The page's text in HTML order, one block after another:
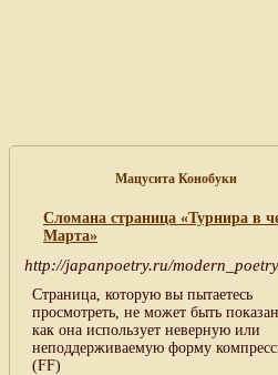
Мацусита Конобуки
Сломана страница «Турнира в
Марта»
http://japanpoetry.ru/
Страница, которую вы пытаетесь
просмотреть, не может быть
как она использует неверную или
неподдерживаемую форму
(FF)